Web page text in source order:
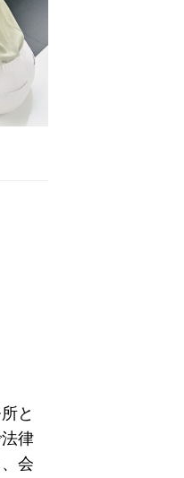
と
律
会